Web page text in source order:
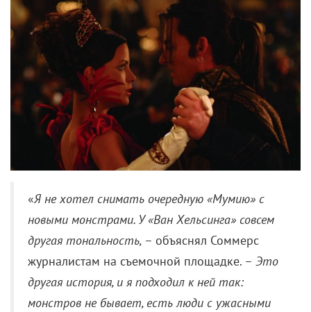
«Я не хотел снимать очередную «Мумию» с
новыми монстрами. У «Ван Хельсинга» совсем
другая тональность, – объяснял Соммерс
журналистам на съемочной площадке. – Это
другая история, и я подходил к ней так:
монстров не бывает, есть люди с ужасными